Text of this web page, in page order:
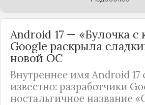
Android 17 — «Булочка с
Google раскрыла
новой ОС
Внутреннее имя Android 17
известно: разработчики
ностальгичное название